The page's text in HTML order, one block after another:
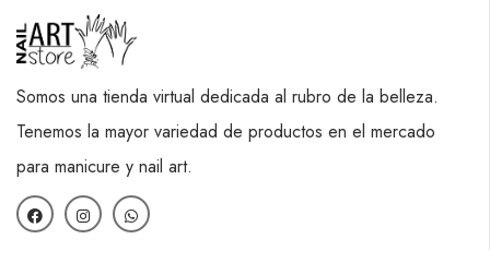
Somos una tienda virtual dedicada al rubro de la belleza.
Tenemos la mayor variedad de productos en el mercado
para manicure y nail art.